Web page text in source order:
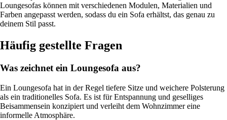
Loungesofas können mit verschiedenen Modulen, Materialien und
Farben angepasst werden, sodass du ein Sofa erhältst, das genau zu
deinem Stil passt.
Häufig gestellte Fragen
Was zeichnet ein Loungesofa aus?
Ein Loungesofa hat in der Regel tiefere Sitze und weichere Polsterung
als ein traditionelles Sofa. Es ist für Entspannung und geselliges
Beisammensein konzipiert und verleiht dem Wohnzimmer eine
informelle Atmosphäre.